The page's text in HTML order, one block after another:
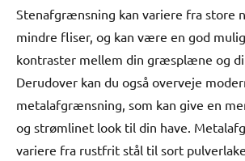
Stenafgrænsning kan variere fra store
mindre fliser, og kan være en god
kontraster mellem din græsplæne og
Derudover kan du også overveje
metalafgrænsning, som kan give en
og strømlinet look til din have.
variere fra rustfrit stål til sort